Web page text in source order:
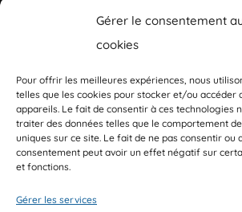
Gérer le consentement
cookies
Pour offrir les meilleures expériences, nous
telles que les cookies pour stocker et/ou accéder
appareils. Le fait de consentir à ces technologies
traiter des données telles que le comportement
uniques sur ce site. Le fait de ne pas consentir ou
consentement peut avoir un effet négatif sur
et fonctions.
Gérer les services